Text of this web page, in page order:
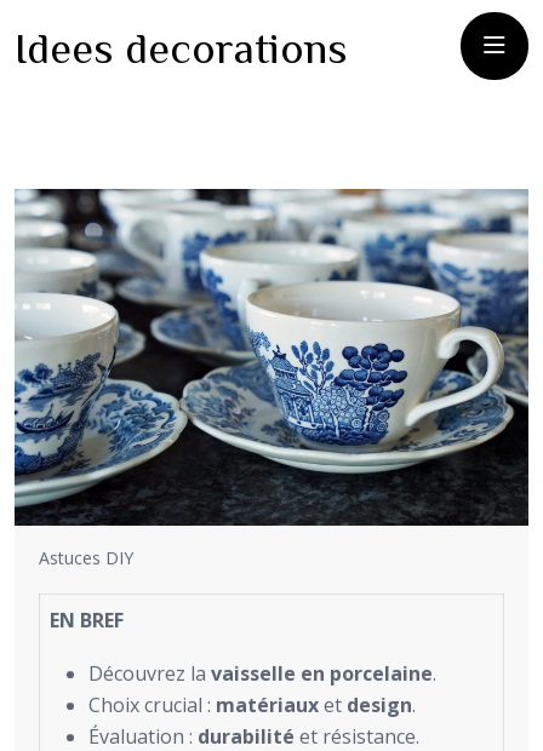
Idees decorations
Astuces DIY
EN BREF
Découvrez la vaisselle en porcelaine.
Choix crucial : matériauxet design.
Évaluation : durabilité et résistance.